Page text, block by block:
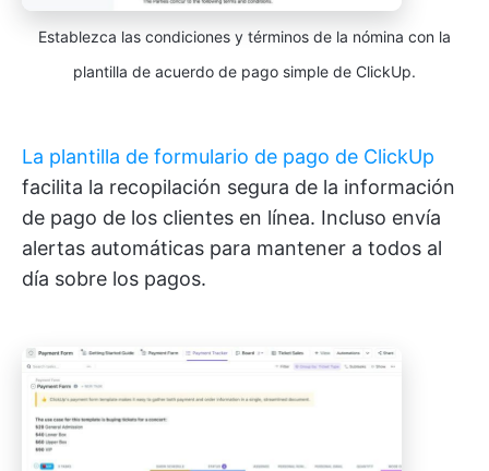
Establezca las condiciones y términos de la nómina con la
plantilla de acuerdo de pago simple de ClickUp.
La plantilla de formulario de pago de ClickUp
facilita la recopilación segura de la información
de pago de los clientes en línea. Incluso envía
alertas automáticas para mantener a todos al
día sobre los pagos.